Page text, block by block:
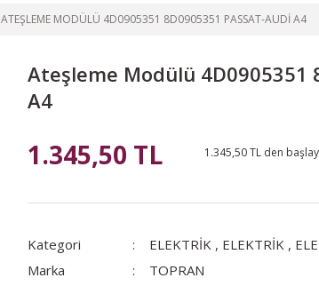
ATEŞLEME MODÜLÜ 4D0905351 8D0905351 PASSAT-AUDI A4
Ateşleme Modülü 4D0905351
A4
1.345,50 TL 1.345,50 TL den
Kategori ELEKTRİK , ELEKTRİK ,
Marka
TOPRAN